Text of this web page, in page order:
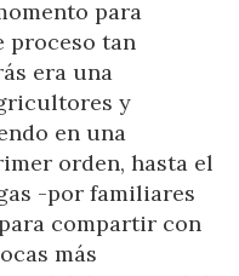
para
proceso tan
era una
y
en una
orden, hasta el
-por familiares
compartir con
más